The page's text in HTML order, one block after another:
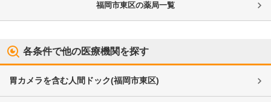
福岡市東区の薬局一覧
各条件で他の医療機関を探す
胃カメラを含む人間ドック(福岡市東区)